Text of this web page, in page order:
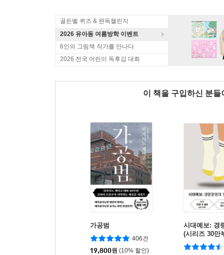
골든벨 퀴즈 & 완독챌린지
2026 유아동 여름방학 이벤트
6인의 그림책 작가를 만나다
2026 전국 어린이 독후감 대회
이 책을 구입하신 분
가공범
406건
19,800원 (10% 할인)
시대예보: 경
(시리즈 30만
버 한정판)